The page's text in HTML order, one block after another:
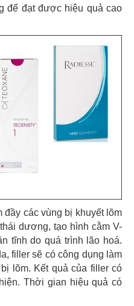
để đạt được hiệu quả cao
đầy các vùng bị khuyết lõm
dương, tạo hình cằm V-
tĩnh do quá trình lão hoá.
filler sẽ có công dụng làm
lõm. Kết quả của filler có
Thời gian hiệu quả có